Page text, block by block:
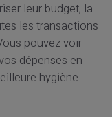
leur budget, la
les transactions
pouvez voir
dépenses en
hygiène